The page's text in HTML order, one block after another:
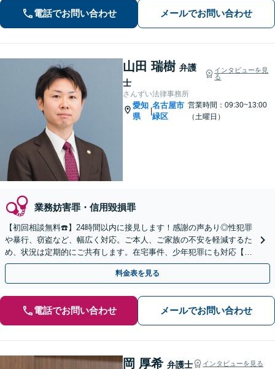
業展開できるよう、法律家の視点でサ
ポートします！【御器所駅／桜山駅徒
電話でお問い合わせ メールでお問い合わせ
山田 瑞樹 弁護
士
インタビューを見
る
さんずい法律事務所
愛知
県
名古屋市
緑区
営業時間：09:30~13:00
（土曜日）
業務妨害罪・信用毀損罪
【初回相談無料☎️】24時間以内に接見します！感謝の声あり◎性犯罪
や暴行、窃盗など、幅広く対応。ご本人、ご家族の不安を軽減するた
め、状況は定期的にご共有します。在宅事件、少年犯罪にも対応【休
日・夜間面談OK】【駐車場あり】
料金表を見る
電話でお問い合わせ メールでお問い合わせ
岡 厚希 弁護士 インタビューを見る